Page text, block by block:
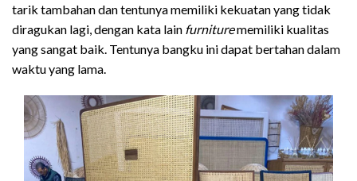
tarik tambahan dan tentunya memiliki kekuatan yang tidak
diragukan lagi, dengan kata lain furniturememiliki kualitas
yang sangat baik. Tentunya bangku ini dapat bertahan dalam
waktu yang lama.